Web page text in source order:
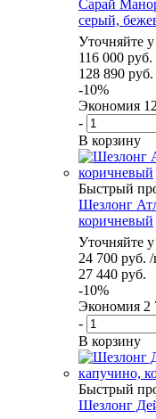
Сарай
серый,
Уточняйте
116 000 руб.
128 890 руб.
-10%
Экономия
-
В корзину
Быстрый
Шезлонг
коричневый
Уточняйте
24 700 руб.
27 440 руб.
-10%
Экономия 2
-
В корзину
Быстрый
Шезлонг